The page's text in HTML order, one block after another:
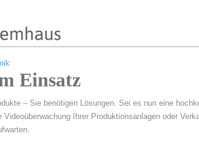
Einsatz
– Sie benötigen Lösungen. Sei es nun eine
Ihrer Produktionsanlagen oder